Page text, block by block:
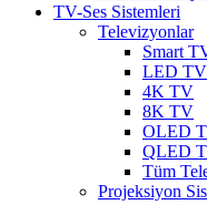
TV-Ses Sistemleri
Televizyonlar
Smart
LED TV
4K TV
8K TV
OLED
QLED
Tüm
Projeksiyon